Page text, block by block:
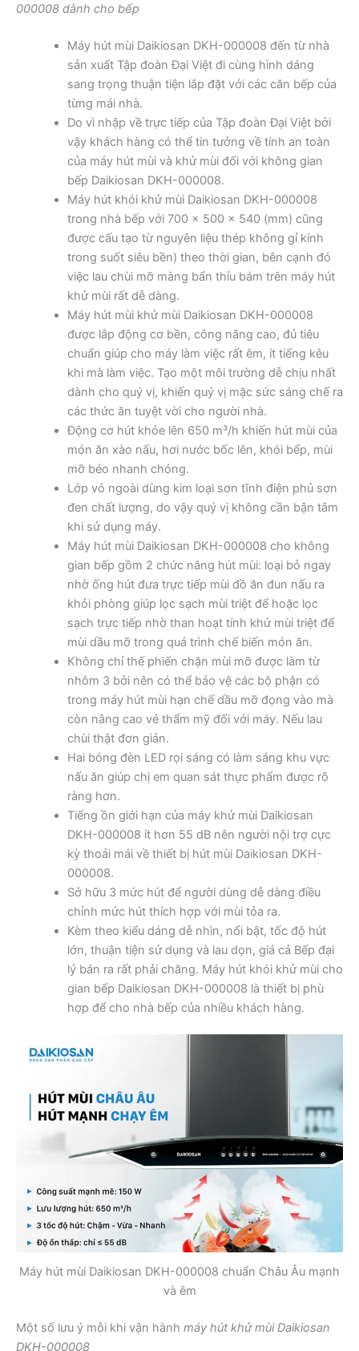
000008 dành cho bếp
Máy hút mùi Daikiosan DKH-000008 đến từ nhà
sản xuất Tập đoàn Đại Việt đi cùng hình dáng
sang trọng thuận tiện lắp đặt với các căn bếp của
từng mái nhà.
Do vì nhập về trực tiếp của Tập đoàn Đại Việt bởi
vậy khách hàng có thể tin tưởng về tính an toàn
của máy hút mùi và khử mùi đối với không gian
bếp Daikiosan DKH-000008.
Máy hút khói khử mùi Daikiosan DKH-000008
trong nhà bếp với 700 x 500 x 540 (mm) cũng
được cấu tạo từ nguyên liệu thép không gỉ kính
trong suốt siêu bền) theo thời gian, bên cạnh đó
việc lau chùi mỡ màng bẩn thỉu bám trên máy hút
khử mùi rất dễ dàng.
Máy hút mùi khử mùi Daikiosan DKH-000008
được lắp động cơ bền, công năng cao, đủ tiêu
chuẩn giúp cho máy làm việc rất êm, ít tiếng kêu
khi mà làm việc. Tạo một môi trường dễ chịu nhất
dành cho quý vị, khiến quý vị mặc sức sáng chế ra
các thức ăn tuyệt vời cho người nhà.
Động cơ hút khỏe lên 650 m³/h khiến hút mùi của
món ăn xào nấu, hơi nước bốc lên, khói bếp, mùi
mỡ béo nhanh chóng.
Lớp vỏ ngoài dùng kim loại sơn tĩnh điện phủ sơn
đen chất lượng, do vậy quý vị không cần bận tâm
khi sử dụng máy.
Máy hút mùi Daikiosan DKH-000008 cho không
gian bếp gồm 2 chức năng hút mùi: loại bỏ ngay
nhờ ống hút đưa trực tiếp mùi đồ ăn đun nấu ra
khỏi phòng giúp lọc sạch mùi triệt để hoặc lọc
sạch trực tiếp nhờ than hoạt tính khử mùi triệt để
mùi dầu mỡ trong quá trình chế biến món ăn.
Không chỉ thế phiến chặn mùi mỡ được làm từ
nhôm 3 bởi nên có thể bảo vệ các bộ phận có
trong máy hút mùi hạn chế dầu mỡ đọng vào mà
còn nâng cao vẻ thẩm mỹ đối với máy. Nếu lau
chùi thật đơn giản.
Hai bóng đèn LED rọi sáng có làm sáng khu vực
nấu ăn giúp chị em quan sát thực phẩm được rõ
ràng hơn.
Tiếng ồn giới hạn của máy khử mùi Daikiosan
DKH-000008 ít hơn 55 dB nên người nội trợ cực
kỳ thoải mái về thiết bị hút mùi Daikiosan DKH-
000008.
Sở hữu 3 mức hút để người dùng dễ dàng điều
chỉnh mức hút thích hợp với mùi tỏa ra.
Kèm theo kiểu dáng dễ nhìn, nổi bật, tốc độ hút
lớn, thuận tiện sử dụng và lau dọn, giá cả Bếp đại
lý bán ra rất phải chăng. Máy hút khói khử mùi cho
gian bếp Daikiosan DKH-000008 là thiết bị phù
hợp để cho nhà bếp của nhiều khách hàng.
Máy hút mùi Daikiosan DKH-000008 chuẩn Châu Âu mạnh
và êm
Một số lưu ý mỗi khi vận hành máy hút khử mùi Daikiosan
DKH-000008